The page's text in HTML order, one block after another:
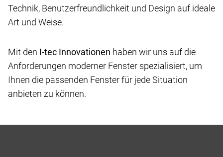
Technik, Benutzerfreundlichkeit und Design auf ideale
Art und Weise.
Mit den I-tec Innovationen haben wir uns auf die
Anforderungen moderner Fenster spezialisiert, um
Ihnen die passenden Fenster für jede Situation
anbieten zu können.